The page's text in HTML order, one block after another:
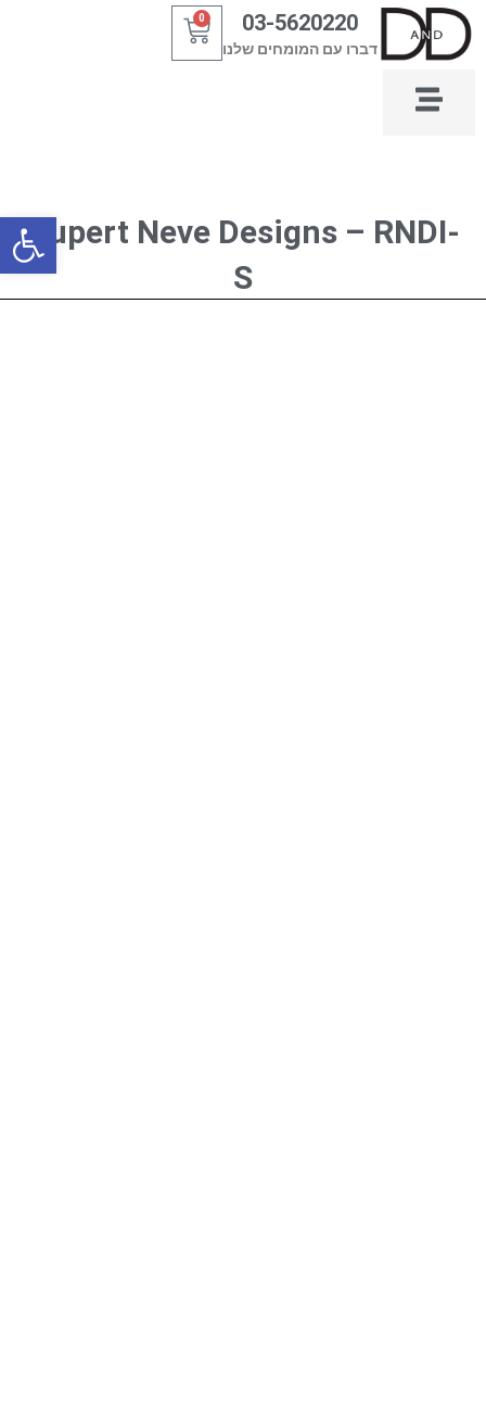
דילוג
לתוכן
03-5620220
דברו עם המומחים שלנו
0
עגלת
קניות
Rupert Neve Designs – RNDI-
S
פתח